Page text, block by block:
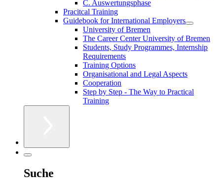
C. Auswertungsphase
Pracitcal Training
Guidebook for International Employers
University of Bremen
The Career Center University of Bremen
Students, Study Programmes, Internship
Requirements
Training Options
Organisational and Legal Aspects
Cooperation
Step by Step - The Way to Practical
Training
Suche